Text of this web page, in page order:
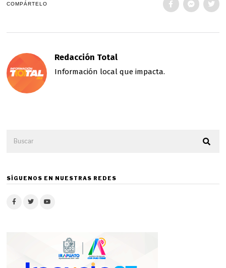
COMPÁRTELO
Redacción Total
Información local que impacta.
SÍGUENOS EN NUESTRAS REDES